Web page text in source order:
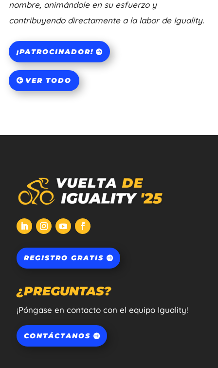
nombre, animándole en su esfuerzo y
contribuyendo directamente a la labor de Iguality.
¡PATROCINADOR!
VER TODO
REGISTRO GRATIS
¿PREGUNTAS?
¡Póngase en contacto con el equipo Iguality!
CONTÁCTANOS